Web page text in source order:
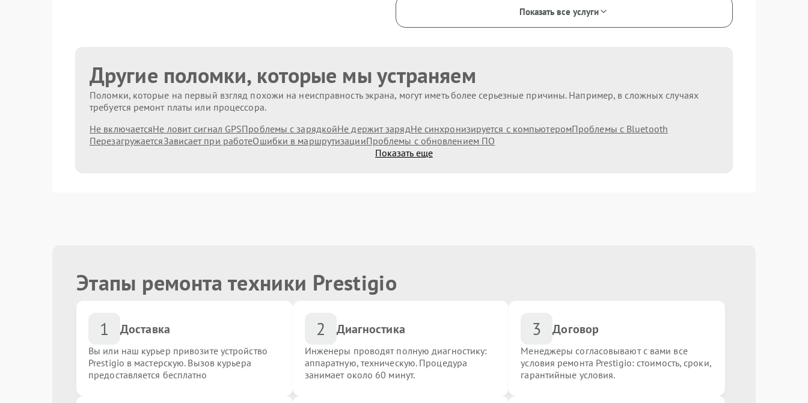
Показать все услуги
Другие поломки, которые мы устраняем
Поломки, которые на первый взгляд похожи на неисправность экрана, могут иметь более серьезные причины. Например, в сложных случаях
требуется ремонт платы или процессора.
Не включаетсяНе ловит сигнал GPSПроблемы с зарядкойНе держит зарядНе синхронизируется с компьютеромПроблемы с Bluetooth
ПерезагружаетсяЗависает при работеОшибки в маршрутизацииПроблемы с обновлением ПО
Показать еще
Этапы ремонта техники Prestigio
1 Доставка
Вы или наш курьер привозите устройство
Prestigio в мастерскую. Вызов курьера
предоставляется бесплатно
2 Диагностика
Инженеры проводят полную диагностику:
аппаратную, техническую. Процедура
занимает около 60 минут.
3 Договор
Менеджеры согласовывают с вами все
условия ремонта Prestigio: стоимость, сроки,
гарантийные условия.